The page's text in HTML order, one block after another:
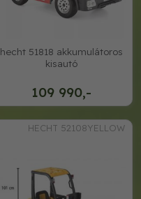
109 990,-
hecht 51818 akkumulátoros
kisautó
HECHT 52108YELLOW